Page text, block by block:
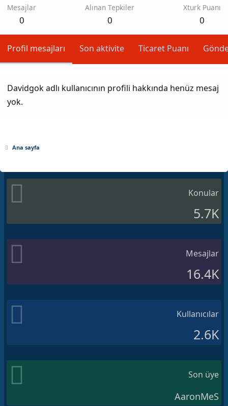
Mesajlar
0
Alınan Tepkiler
0
Xturk Puanı
0
Profil mesajları Son aktivite Ticaret Puanı
Davidgok adlı kullanıcının profili hakkında henüz mesaj
yok.
Ana sayfa
Konular
5.7K
Mesajlar
16.4K
Kullanıcılar
2.6K
Son üye
AaronMeS